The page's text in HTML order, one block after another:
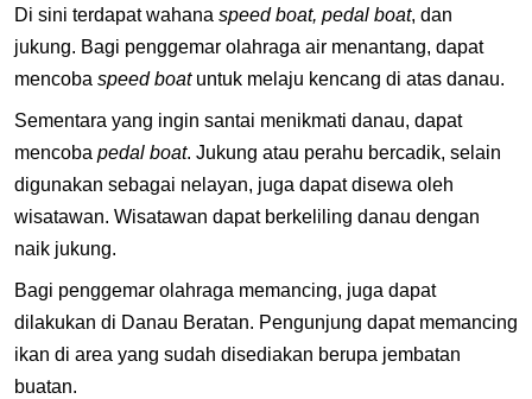
Di sini terdapat wahana speed boat, pedal boat, dan
jukung. Bagi penggemar olahraga air menantang, dapat
mencoba speed boatuntuk melaju kencang di atas danau.
Sementara yang ingin santai menikmati danau, dapat
mencoba pedal boat. Jukung atau perahu bercadik, selain
digunakan sebagai nelayan, juga dapat disewa oleh
wisatawan. Wisatawan dapat berkeliling danau dengan
naik jukung.
Bagi penggemar olahraga memancing, juga dapat
dilakukan di Danau Beratan. Pengunjung dapat memancing
ikan di area yang sudah disediakan berupa jembatan
buatan.